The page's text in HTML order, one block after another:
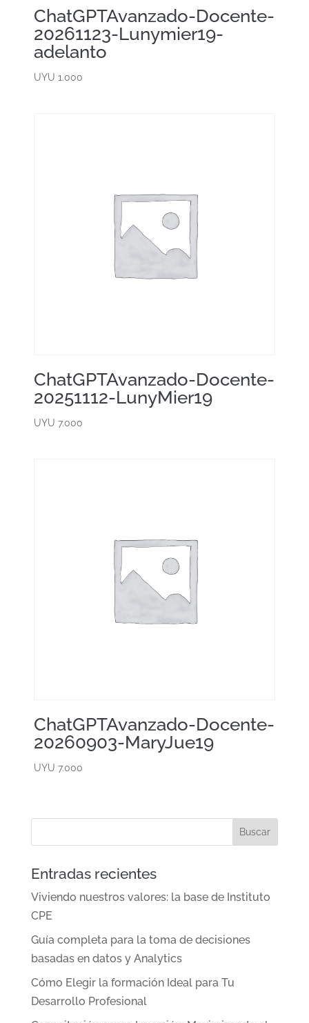
ChatGPTAvanzado-Docente-
20261123-Lunymier19-
adelanto
UYU 1.000
ChatGPTAvanzado-Docente-
20251112-LunyMier19
UYU 7.000
ChatGPTAvanzado-Docente-
20260903-MaryJue19
UYU 7.000
Entradas recientes
Viviendo nuestros valores: la base de Instituto
CPE
Guía completa para la toma de decisiones
basadas en datos y Analytics
Cómo Elegir la formación Ideal para Tu
Desarrollo Profesional